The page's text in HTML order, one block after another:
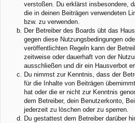
verstoßen. Du erklärst insbesondere,
die in deinen Beiträgen verwendeten
bzw. zu verwenden.
Der Betreiber des Boards übt das
gegen diese Nutzungsbedingungen
veröffentlichten Regeln kann der
zeitweise oder dauerhaft von der
ausschließen und dir ein Hausverbot
Du nimmst zur Kenntnis, dass der
für die Inhalte von Beiträgen
hat oder die er nicht zur Kenntnis
dem Betreiber, dein Benutzerkonto,
jederzeit zu löschen oder zu sperren.
Du gestattest dem Betreiber darüber